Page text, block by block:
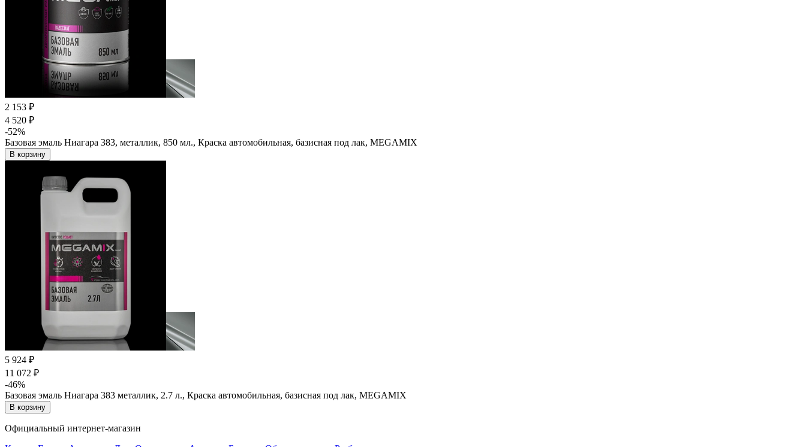
2 153 ₽
4 520 ₽
-52%
Базовая эмаль Ниагара 383, металлик, 850 мл., Краска автомобильная, базисная под лак, MEGAMIX
В корзину
5 924 ₽
11 072 ₽
-46%
Базовая эмаль Ниагара 383 металлик, 2.7 л., Краска автомобильная, базисная под лак, MEGAMIX
В корзину
Официальный интернет-магазин